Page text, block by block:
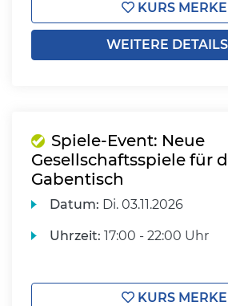
KURS
WEITERE DETAILS
Spiele-Event: Neue
Gesellschaftsspiele für
Gabentisch
Datum: Di. 03.11.2026
Uhrzeit: 17:00 - 22:00 Uhr
KURS